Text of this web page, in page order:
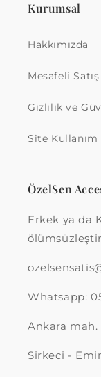
Kurumsal
Hakkımızda
Mesafeli
Gizlilik ve
Site Kullanım
ÖzelSen
Erkek ya da
Whatsapp:
Ankara mah.
Sirkeci -